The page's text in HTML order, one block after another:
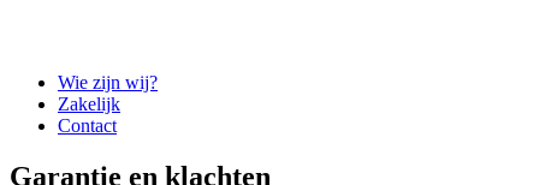
Wie zijn wij?
Zakelijk
Contact
Garantie en klachten